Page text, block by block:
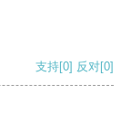
支持[0] 反对[0]